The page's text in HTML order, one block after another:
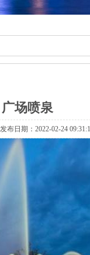
广场喷泉
发布日期：2022-02-